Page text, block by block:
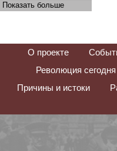
Показать больше
О проекте
Революция сегодня
Причины и истоки